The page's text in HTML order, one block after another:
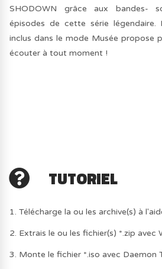
SHODOWN grâce aux bandes-
épisodes de cette série légendaire.
inclus dans le mode Musée propose
écouter à tout moment !
TUTORIEL
1. Télécharge la ou les archive(s) à
2. Extrais le ou les fichier(s) *.zip avec
3. Monte le fichier *.iso avec Daemon